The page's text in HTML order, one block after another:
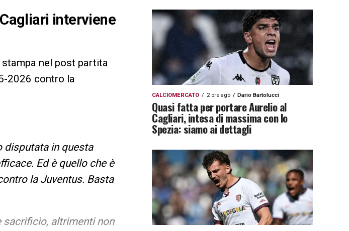
interviene
nel post partita
2026 contro la
disputata in questa
Ed è quello che è
la Juventus. Basta
sacrificio, altrimenti non
CALCIOMERCATO 2 ore ago Dario Bartolucci
Quasi fatta per portare Aurelio al
Cagliari, intesa di massima con lo
Spezia: siamo ai dettagli